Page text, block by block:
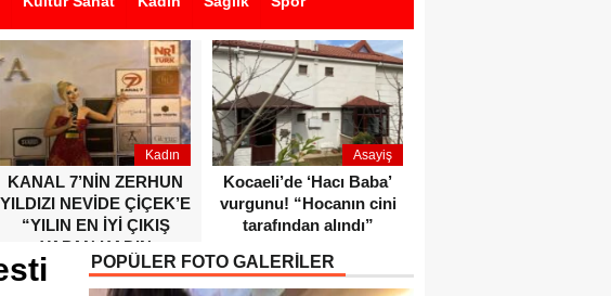
Kadın
KANAL 7’NİN ZERHUN
YILDIZI NEVİDE ÇİÇEK’E
“YILIN EN İYİ ÇIKIŞ
YAPAN KADIN
OYUNCUSU” ÖDÜLÜ!
Asayiş
Kocaeli’de ‘Hacı Baba’
vurgunu! “Hocanın cini
tarafından alındı”
POPÜLER FOTO GALERİLER